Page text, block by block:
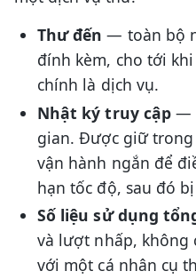
Thư đến — toàn bộ
đính kèm, cho tới
chính là dịch vụ.
Nhật ký truy cập—
gian. Được giữ
vận hành ngắn để
hạn tốc độ, sau đó
Số liệu sử dụng
và lượt nhấp, không
với một cá nhân cụ